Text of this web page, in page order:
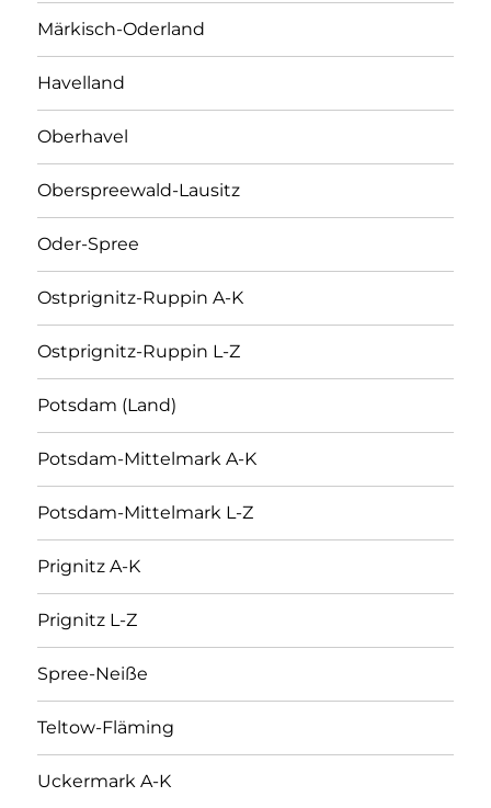
Märkisch-Oderland
Havelland
Oberhavel
Oberspreewald-Lausitz
Oder-Spree
Ostprignitz-Ruppin A-K
Ostprignitz-Ruppin L-Z
Potsdam (Land)
Potsdam-Mittelmark A-K
Potsdam-Mittelmark L-Z
Prignitz A-K
Prignitz L-Z
Spree-Neiße
Teltow-Fläming
Uckermark A-K